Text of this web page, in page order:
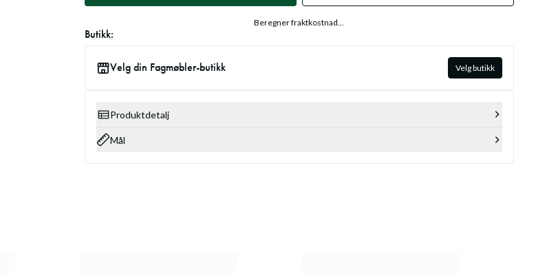
Beregner fraktkostnad...
Butikk:
Velg din Fagmøbler-butikk Velg butikk
Produktdetalj
Mål